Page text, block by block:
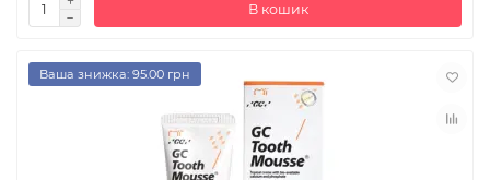
В кошик
Ваша знижка: 95.00 грн